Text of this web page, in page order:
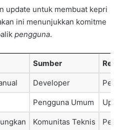
update untuk membuat kepri
ini menunjukkan komitme
pengguna.
Sumber
Developer
Pengguna Umum
Komunitas Teknis